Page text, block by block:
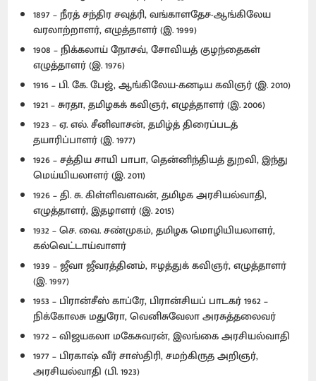
1897 – நீரத் சந்திர சவுத்ரி, வங்காளதேச-ஆங்கிலேய
வரலாற்றாளர், எழுத்தாளர் (இ. 1999)
1908 – நிக்கலாய் நோசவ், சோவியத் குழந்தைகள்
எழுத்தாளர் (இ. 1976)
1916 – பி. கே. பேஜ், ஆங்கிலேய-கனடிய கவிஞர் (இ. 2010)
1921 – சுரதா, தமிழகக் கவிஞர், எழுத்தாளர் (இ. 2006)
1923 – ஏ. எல். சீனிவாசன், தமிழ்த் திரைப்படத்
தயாரிப்பாளர் (இ. 1977)
1926 – சத்திய சாயி பாபா, தென்னிந்தியத் துறவி, இந்து
மெய்யியலாளர் (இ. 2011)
1926 – தி. சு. கிள்ளிவளவன், தமிழக அரசியல்வாதி,
எழுத்தாளர், இதழாளர் (இ. 2015)
1932 – செ. வை. சண்முகம், தமிழக மொழியியலாளர்,
கல்வெட்டாய்வாளர்
1939 – ஜீவா ஜீவரத்தினம், ஈழத்துக் கவிஞர், எழுத்தாளர்
(இ. 1997)
1953 – பிரான்சீஸ் காப்ரே, பிரான்சியப் பாடகர் 1962 –
நிக்கோலசு மதுரோ, வெனிசுவேலா அரசுத்தலைவர்
1972 – விஜயகலா மகேசுவரன், இலங்கை அரசியல்வாதி
1977 – பிரகாஷ் வீர் சாஸ்திரி, சமற்கிருத அறிஞர்,
அரசியல்வாதி (பி. 1923)